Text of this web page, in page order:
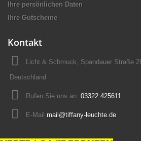
Ihre persönlichen Daten
Ihre Gutscheine
Kontakt
Licht & Schmuck, Spandauer Straße
Deutschland
Rufen Sie uns an: 03322 425611
E-Mail mail@tiffany-leuchte.de